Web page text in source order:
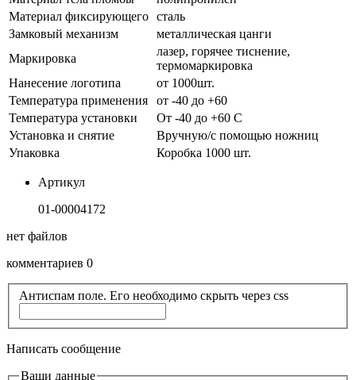
Материал фиксирующего сталь
Замковый механизм
металлическая цанги
Маркировка
лазер, горячее тиснение,
термомаркировка
Нанесение логотипа
от 1000шт.
Температура применения
от -40 до +60
Температура установки
От -40 до +60 С
Установка и снятие
Вручную/с помощью ножниц
Упаковка
Коробка 1000 шт.
Артикул
01-00004172
нет файлов
комментариев 0
Антиспам поле. Его необходимо скрыть через css
Написать сообщение
Ваши данные